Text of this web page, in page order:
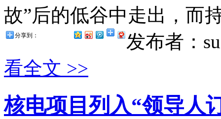
故”后的低谷中走出，而
发布者：
分享到：
看全文 >>
核电项目列入“领导人